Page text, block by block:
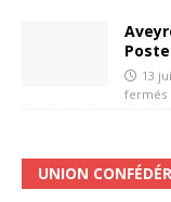
Poste
13
fermés
UNION